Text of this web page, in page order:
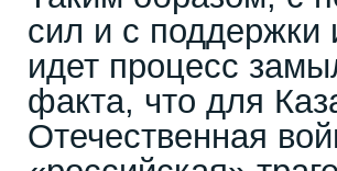
сил и с поддержки
идет процесс
факта, что для
Отечественная